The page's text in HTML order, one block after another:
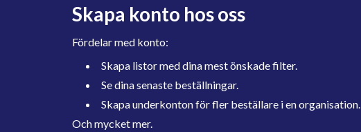
Skapa konto hos oss
Fördelar med konto:
Skapa listor med dina mest önskade filter.
Se dina senaste beställningar.
Skapa underkonton för fler beställare i en organisation.
Och mycket mer.